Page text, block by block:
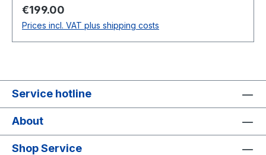
Regular price:
€199.00
Prices incl. VAT plus shipping costs
Service hotline
About
Shop Service